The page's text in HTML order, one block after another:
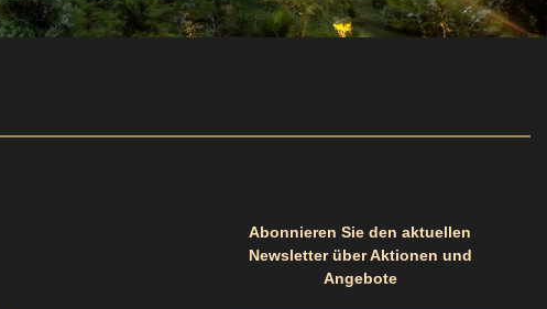
Abonnieren Sie den aktuellen
Newsletter über Aktionen und
Angebote